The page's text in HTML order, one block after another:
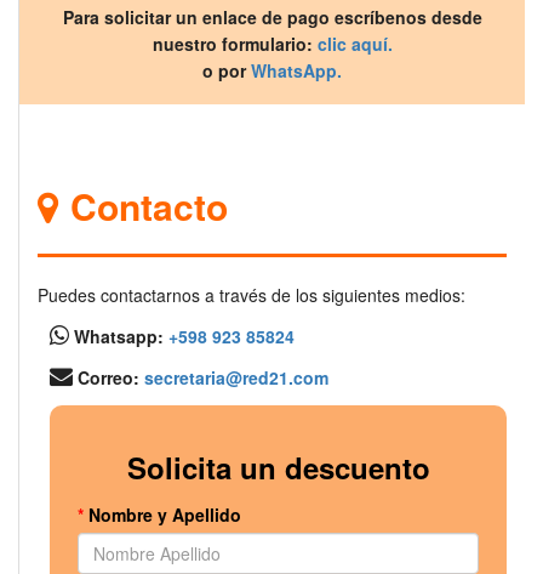
Para solicitar un enlace de pago escríbenos desde
nuestro formulario: clic aquí.
o porWhatsApp.
Contacto
Puedes contactarnos a través de los siguientes medios:
Whatsapp: +598 923 85824
Correo: secretaria@red21.com
Solicita un descuento
*Nombre y Apellido